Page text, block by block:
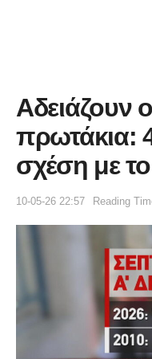
Αδειάζουν
πρωτάκια:
σχέση με
10-05-26 22:57 Reading